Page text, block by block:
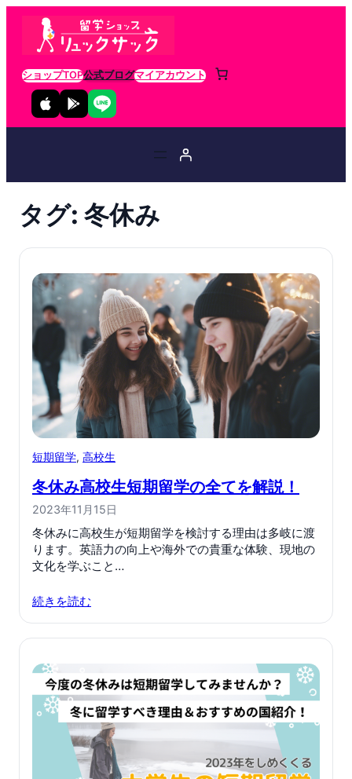
ショップTOP公式ブログマイアカウント
タグ: 冬休み
短期留学, 高校生
冬休み高校生短期留学の全てを解説！
2023年11月15日
冬休みに高校生が短期留学を検討する理由は多岐に渡
ります。英語力の向上や海外での貴重な体験、現地の
文化を学ぶこと…
続きを読む